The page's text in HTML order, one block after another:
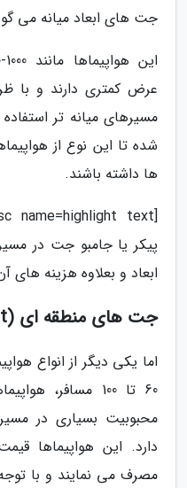
جت های ابعاد میانه می
مسیرهای میانه تر
شده تا این نوع از
ها داشته باشند.
پیکر یا جامبو جت در
ابعاد و بعلاوه هزینه
جت های منطقه ای (Regional jet) هواپیما
اما یکی دیگر از انواع
60 تا 100
محبوبیت بسیاری در
دارد. این هواپیماها
مصرف می نمایند و با